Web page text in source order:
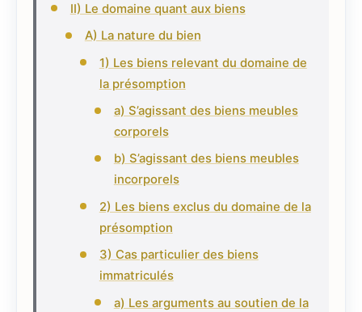
II) Le domaine quant aux biens
A) La nature du bien
1) Les biens relevant du domaine de
la présomption
a) S’agissant des biens meubles
corporels
b) S’agissant des biens meubles
incorporels
2) Les biens exclus du domaine de la
présomption
3) Cas particulier des biens
immatriculés
a) Les arguments au soutien de la